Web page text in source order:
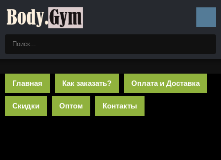
Главная Как заказать? Оплата и Доставка
Скидки Оптом Контакты